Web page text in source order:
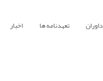
داوران تعهدنامه ها اخبار